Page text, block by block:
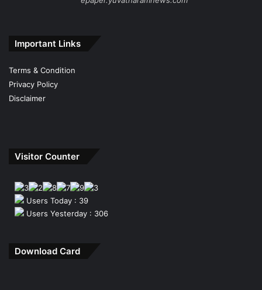
Important Links
Terms & Condition
Privacy Policy
Disclaimer
Visitor Counter
Users Today : 39
Users Yesterday : 306
Download Card